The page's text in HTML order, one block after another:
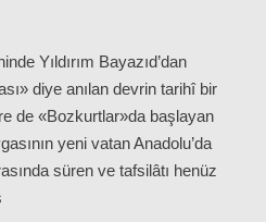
Yıldırım Bayazıd’dan
diye anılan devrin tarihî bir
de «Bozkurtlar»da başlayan
yeni vatan Anadolu’da
süren ve tafsilâtı henüz